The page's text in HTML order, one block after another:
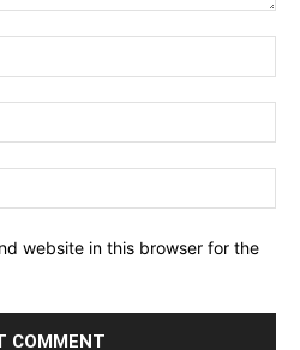
website in this browser for the